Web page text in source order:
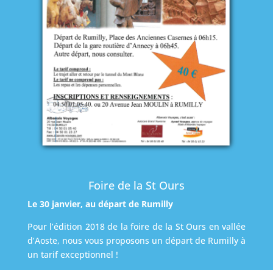
Foire de la St Ours
Le 30 janvier, au départ de Rumilly
Pour l’édition 2018 de la foire de la St Ours en vallée
d’Aoste, nous vous proposons un départ de Rumilly à
un tarif exceptionnel !